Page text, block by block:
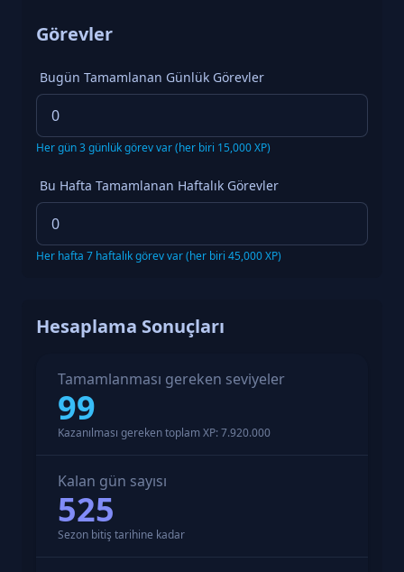
Victory Royale
Ortalama Maç
~4,000-6,000 XP
Eliminasyon (per kill)
Günlük Görev
15,000 XP
Haftalık Görev
45,000 XP
Görevler
Bugün Tamamlanan Günlük Görevler
Her gün 3 günlük görev var (her biri 15,000 XP)
Bu Hafta Tamamlanan Haftalık Görevler
Her hafta 7 haftalık görev var (her biri 45,000 XP)
Hesaplama Sonuçları
Tamamlanması gereken seviyeler
99
Kazanılması gereken toplam XP: 7.920.000
Kalan gün sayısı
525
Sezon bitiş tarihine kadar